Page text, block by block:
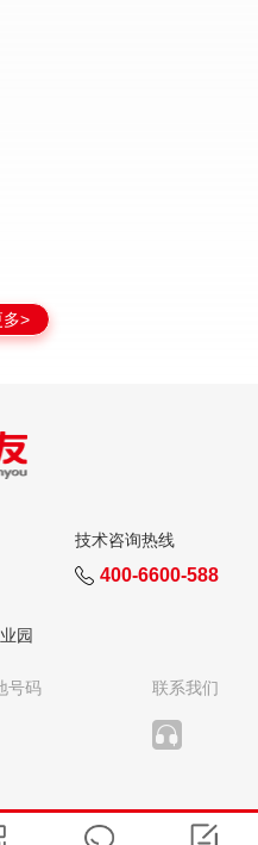
多>
技术咨询热线
400-6600-588
园
号码 联系我们
技股份有限公司